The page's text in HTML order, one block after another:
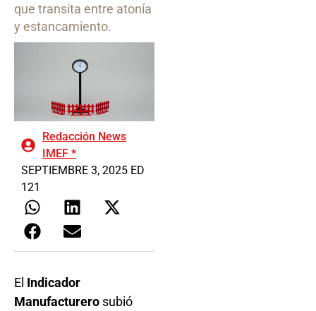
que transita entre atonía
y estancamiento.
Redacción News
IMEF *
SEPTIEMBRE 3, 2025 ED
121
El Indicador
Manufacturero subió